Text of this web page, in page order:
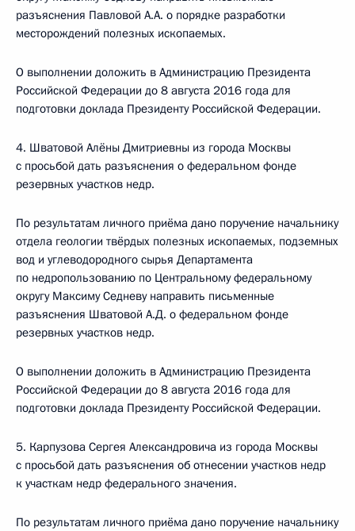
разъяснения Павловой А.А. о порядке разработки
месторождений полезных ископаемых.
О выполнении доложить в Администрацию Президента
Российской Федерации до 8 августа 2016 года для
подготовки доклада Президенту Российской Федерации.
4. Шватовой Алёны Дмитриевны из города Москвы
с просьбой дать разъяснения о федеральном фонде
резервных участков недр.
По результатам личного приёма дано поручение начальнику
отдела геологии твёрдых полезных ископаемых, подземных
вод и углеводородного сырья Департамента
по недропользованию по Центральному федеральному
округу Максиму Седневу направить письменные
разъяснения Шватовой А.Д. о федеральном фонде
резервных участков недр.
О выполнении доложить в Администрацию Президента
Российской Федерации до 8 августа 2016 года для
подготовки доклада Президенту Российской Федерации.
5. Карпузова Сергея Александровича из города Москвы
с просьбой дать разъяснения об отнесении участков недр
к участкам недр федерального значения.
По результатам личного приёма дано поручение начальнику